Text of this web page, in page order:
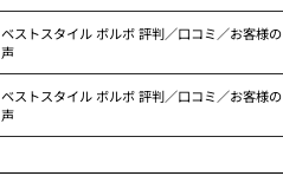
ベストスタイル ボルボ 評判／口コミ／お客様の
声
ベストスタイル ボルボ 評判／口コミ／お客様の
声